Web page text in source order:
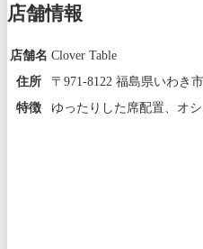
店舗情報
店舗名 Clover Table
住所
〒971-8122 福島県いわき
特徴
ゆったりした席配置、オ